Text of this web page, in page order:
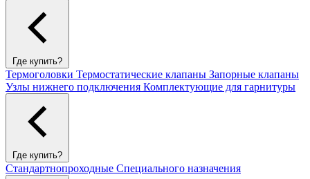
Где купить?
Термоголовки Термостатические клапаны Запорные клапаны
Узлы нижнего подключения Комплектующие для гарнитуры
Где купить?
Стандартнопроходные Специального назначения